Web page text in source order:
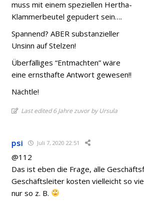
muss mit einem speziellen Hertha-
Klammerbeutel gepudert sein….
Spannend? ABER substanzieller
Unsinn auf Stelzen!
Überfälliges “Entmachten” wäre
eine ernsthafte Antwort gewesen!!
Nächtle!
Last edited 6 Jahre zuvor by Ursula
psi Juli 7, 2020 22:51
@112
Das ist eben die Frage, alle
Geschäftsleiter kosten vielleicht so
nur so z. B.